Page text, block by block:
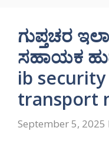
ಗುಪ್ತಚರ
ಸಹಾಯಕ
ib
transport
September 5, 2025